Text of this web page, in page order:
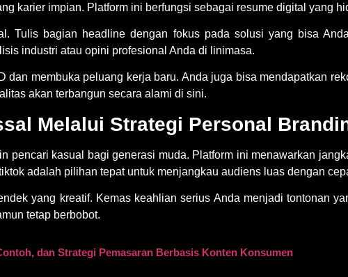
karier impian. Platform ini berfungsi sebagai resume digital yang
Tulis bagian headline dengan fokus pada solusi yang bisa
industri atau opini profesional Anda di linimasa.
dan membuka peluang kerja baru. Anda juga bisa mendapatkan
akan terbangun secara alami di sini.
Melalui Strategi Personal
pencari kasual bagi generasi muda. Platform ini menawarkan
adalah pilihan tepat untuk menjangkau audiens luas dengan
yang kreatif. Kemas keahlian serius Anda menjadi tontonan
tetap berbobot.
dan Strategi Pemasaran Berbasis Konten Konsumen